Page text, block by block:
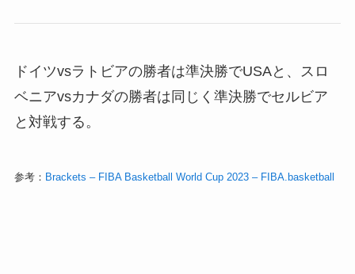
ドイツvsラトビアの勝者は準決勝でUSAと、スロ
ベニアvsカナダの勝者は同じく準決勝でセルビア
と対戦する。
参考： Brackets – FIBA Basketball World Cup 2023 – FIBA.basketball